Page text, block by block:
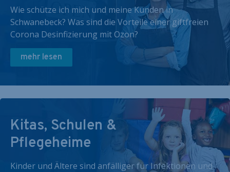
Wie schütze ich mich und meine Kunden in
Schwanebeck? Was sind die Vorteile einer giftfreien
Corona Desinfizierung mit Ozon?
mehr lesen
Kitas, Schulen &
Pflegeheime
Kinder und Ältere sind anfälliger für Infektionen und